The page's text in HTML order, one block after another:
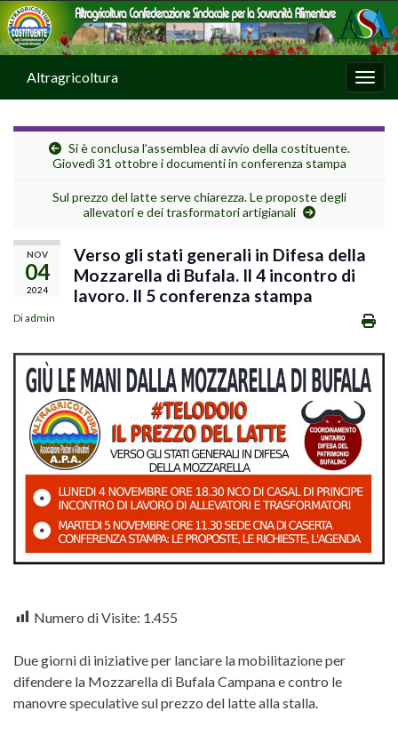
Altragricoltura
Si è conclusa l’assemblea di avvio della costituente.
Giovedì 31 ottobre i documenti in conferenza stampa
Sul prezzo del latte serve chiarezza. Le proposte degli
allevatori e dei trasformatori artigianali
NOV
04
2024
Verso gli stati generali in Difesa della
Mozzarella di Bufala. Il 4 incontro di
lavoro. Il 5 conferenza stampa
Diadmin
Numero di Visite: 1.455
Due giorni di iniziative per lanciare la mobilitazione per
difendere la Mozzarella di Bufala Campana e contro le
manovre speculative sul prezzo del latte alla stalla.